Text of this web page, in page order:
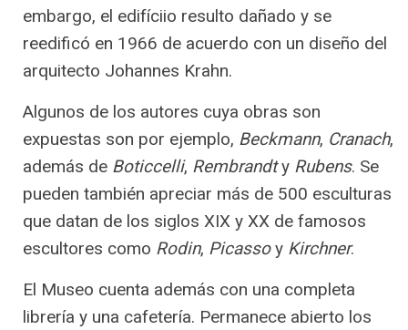
embargo, el edifíciio resulto dañado y se
reedificó en 1966 de acuerdo con un diseño del
arquitecto Johannes Krahn.
Algunos de los autores cuya obras son
expuestas son por ejemplo, Beckmann, Cranach,
además de Boticcelli, Rembrandty Rubens. Se
pueden también apreciar más de 500 esculturas
que datan de los siglos XIX y XX de famosos
escultores como Rodin, Picassoy Kirchner.
El Museo cuenta además con una completa
librería y una cafetería. Permanece abierto los